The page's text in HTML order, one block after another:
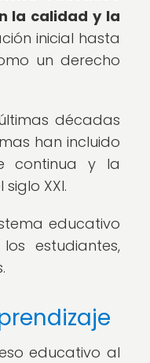
la calidad y la
inicial hasta
un derecho
décadas
han incluido
continua y la
XXI.
educativo
estudiantes,
educativo al